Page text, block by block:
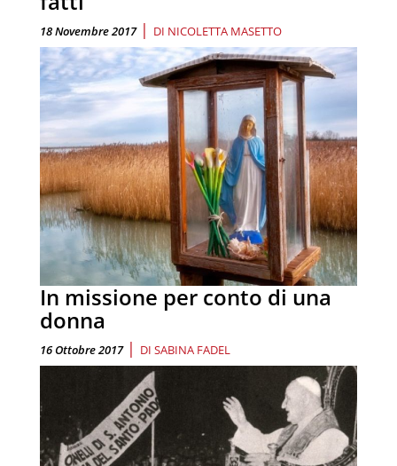
18 Novembre 2017 | DI NICOLETTA MASETTO
In missione per conto di una
donna
16 Ottobre 2017 | DI SABINA FADEL